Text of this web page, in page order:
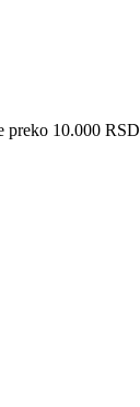
preko 10.000 RSD